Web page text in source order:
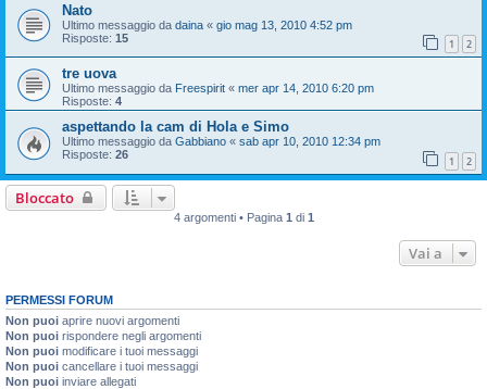
Nato
Ultimo messaggio da daina « gio mag 13, 2010 4:52 pm
Risposte: 15 1 2
tre uova
Ultimo messaggio da Freespirit « mer apr 14, 2010 6:20 pm
Risposte: 4
aspettando la cam di Hola e Simo
Ultimo messaggio da Gabbiano « sab apr 10, 2010 12:34 pm
Risposte: 26 1 2
Bloccato
4 argomenti • Pagina 1 di 1
Vai a
PERMESSI FORUM
Non puoi aprire nuovi argomenti
Non puoi rispondere negli argomenti
Non puoi modificare i tuoi messaggi
Non puoi cancellare i tuoi messaggi
Non puoi inviare allegati